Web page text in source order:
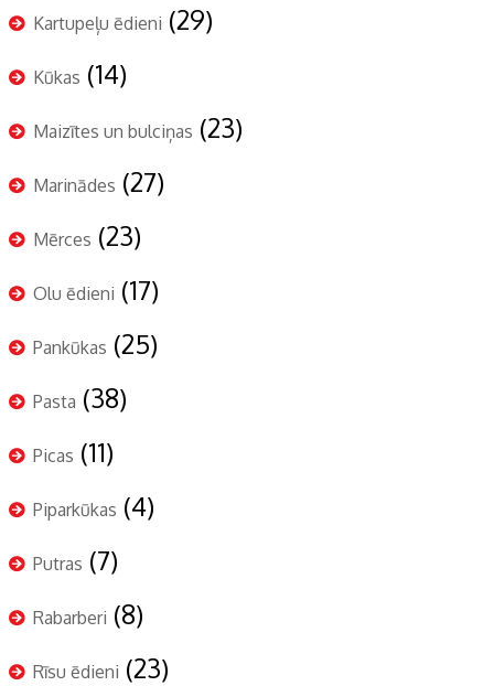
Kartupeļu ēdieni (29)
Kūkas (14)
Maizītes un bulciņas (23)
Marinādes (27)
Mērces (23)
Olu ēdieni (17)
Pankūkas (25)
Pasta (38)
Picas (11)
Piparkūkas (4)
Putras (7)
Rabarberi (8)
Rīsu ēdieni (23)